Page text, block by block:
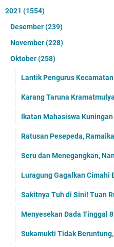
2021 (1554)
Desember(239)
November(228)
Oktober(258)
Lantik Pengurus
Karang Taruna
Ikatan Mahasiswa
Ratusan Pesepeda,
Seru dan Menegangkan,
Luragung Gagalkan Cimahi
Sakitnya Tuh di Sini! Tuan
Menyesekan Dada Tinggal
Sukamukti Tidak